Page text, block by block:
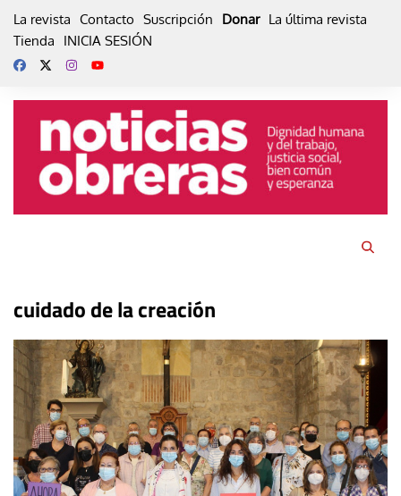
La revista Contacto Suscripción Donar La última revista
Tienda
INICIA SESIÓN
cuidado de la creación